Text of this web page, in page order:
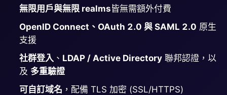
ClickHouse
Code-Hero
Directus
無限用戶與無限 realms皆無需額外付費
OpenID Connect、OAuth 2.0 與 SAML 2.0 原生
支援
社群登入 、 LDAP / Active Directory 聯邦認證，以
及 多重驗證
可自訂域名 ，配備 TLS 加密 (SSL/HTTPS)